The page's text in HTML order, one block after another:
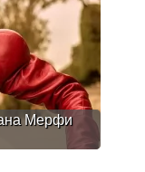
Мерфи